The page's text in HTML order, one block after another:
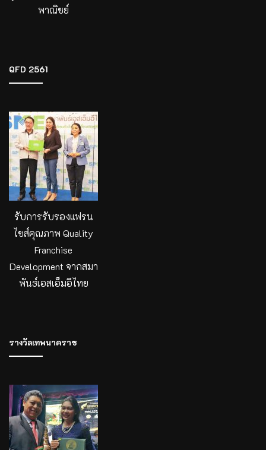
พาณิชย์
QFD 2561
รับการรับรองแฟรน
ไชส์คุณภาพ Quality
Franchise
Development จากสมา
พันธ์เอสเอ็มอีไทย
รางวัลเทพนาคราช